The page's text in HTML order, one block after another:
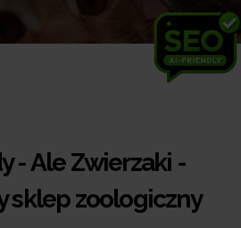
- Ale Zwierzaki -
sklep zoologiczny